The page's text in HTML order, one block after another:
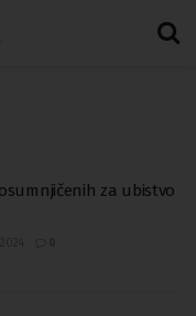
za ubistvo